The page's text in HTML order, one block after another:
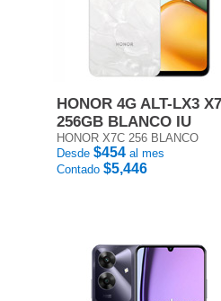
HONOR 4G ALT-LX3
256GB BLANCO IU
HONOR X7C 256 BLANCO
Desde $454 al mes
Contado $5,446